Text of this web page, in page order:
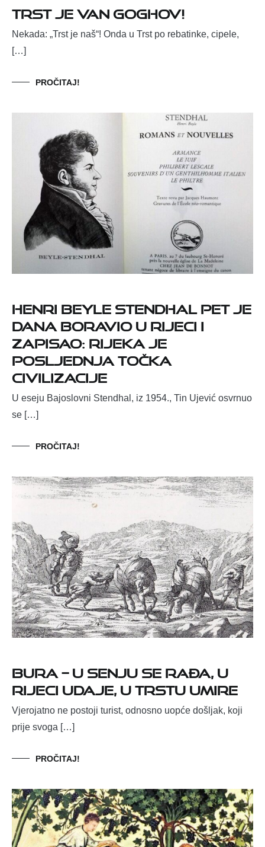
TRST JE VAN GOGHOV!
Nekada: „Trst je naš“! Onda u Trst po rebatinke, cipele,
[…]
PROČITAJ!
HENRI BEYLE STENDHAL PET JE
DANA BORAVIO U RIJECI I
ZAPISAO: RIJEKA JE
POSLJEDNJA TOČKA
CIVILIZACIJE
U eseju Bajoslovni Stendhal, iz 1954., Tin Ujević osvrnuo
se […]
PROČITAJ!
BURA – U SENJU SE RAĐA, U
RIJECI UDAJE, U TRSTU UMIRE
Vjerojatno ne postoji turist, odnosno uopće došljak, koji
prije svoga […]
PROČITAJ!